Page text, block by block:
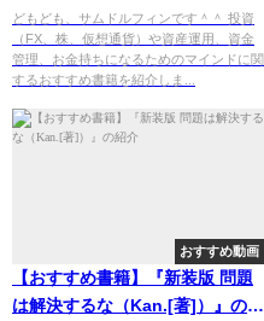
界の成功者が実践するたった1分
のルール（サチン・チョードリ
ー[著]）』の紹介
どもども、サムドルフィンです＾＾ 投資
（FX、株、仮想通貨）や資産運用、資金
管理、お金持ちになるためのマインドに関
するおすすめ書籍を紹介しま...
おすすめ動画
【おすすめ書籍】『新装版 問題
は解決するな（Kan.[著]）』の紹